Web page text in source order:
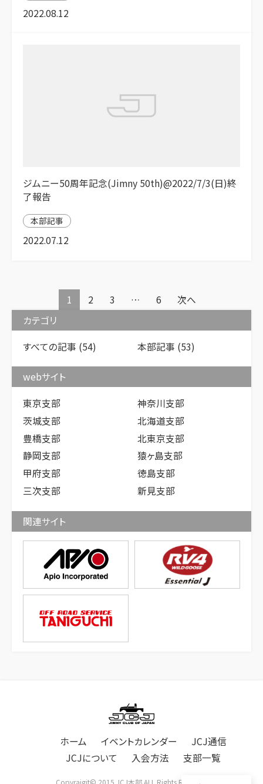
2022.08.12
ジムニー50周年記念(Jimny 50th)@2022/7/3(日)終
了報告
本部記事
2022.07.12
稿
の
ペ
ー
ジ
送
1 2 3 … 6
次へ
カテゴリ
すべての記事 (54) 本部記事 (53)
webサイト
東京支部
神奈川支部
茨城支部
北海道支部
豊橋支部
北東京支部
静岡支部
猿ヶ島支部
甲府支部
徳島支部
三次支部
新見支部
関連サイト
ホーム イベントカレンダー
JCJ通信
JCJについて
入会方法 支部一覧
Copyraigjt© 2015 JCJ本部 ALL Rights Reserved